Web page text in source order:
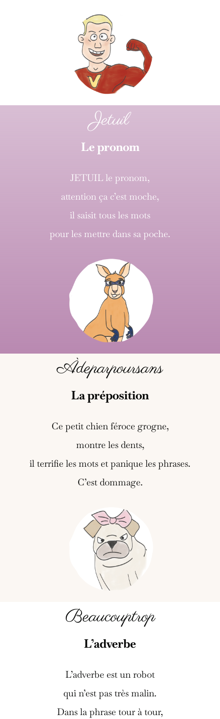
Jetuil
Le pronom
JETUIL le pronom,
attention ça c’est moche,
il saisit tous les mots
pour les mettre dans sa poche.
Àdeparpoursans
La préposition
Ce petit chien féroce grogne,
montre les dents,
il terrifie les mots et panique les phrases.
C’est dommage.
Beaucouptrop
L’adverbe
L’adverbe est un robot
qui n’est pas très malin.
Dans la phrase tour à tour,